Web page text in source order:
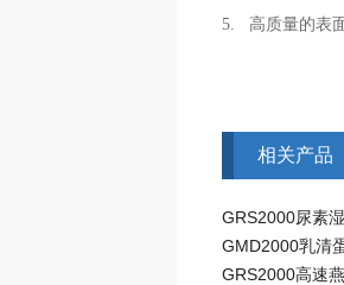
5. 高质量的表
相关产品
GRS2000尿素
GMD2000乳清
GRS2000高速